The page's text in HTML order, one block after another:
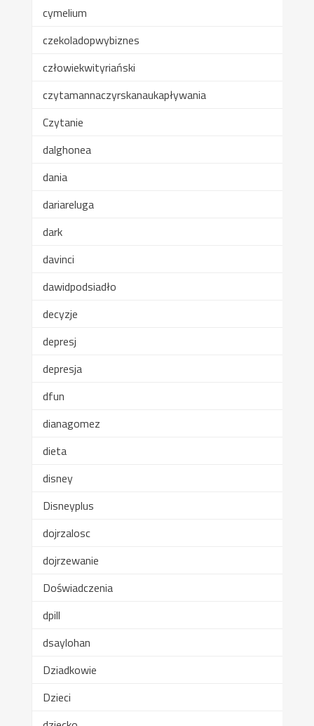
cymelium
czekoladopwybiznes
człowiekwityriański
czytamannaczyrskanaukapływania
Czytanie
dalghonea
dania
dariareluga
dark
davinci
dawidpodsiadło
decyzje
depresj
depresja
dfun
dianagomez
dieta
disney
Disneyplus
dojrzalosc
dojrzewanie
Doświadczenia
dpill
dsaylohan
Dziadkowie
Dzieci